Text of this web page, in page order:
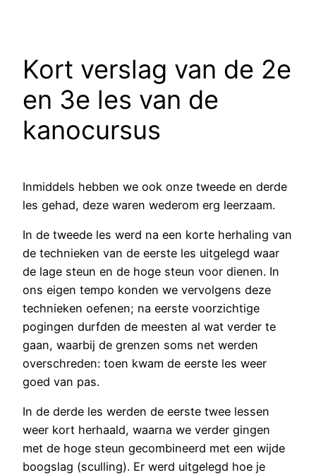
Kort verslag van de 2e
en 3e les van de
kanocursus
Inmiddels hebben we ook onze tweede en derde
les gehad, deze waren wederom erg leerzaam.
In de tweede les werd na een korte herhaling van
de technieken van de eerste les uitgelegd waar
de lage steun en de hoge steun voor dienen. In
ons eigen tempo konden we vervolgens deze
technieken oefenen; na eerste voorzichtige
pogingen durfden de meesten al wat verder te
gaan, waarbij de grenzen soms net werden
overschreden: toen kwam de eerste les weer
goed van pas.
In de derde les werden de eerste twee lessen
weer kort herhaald, waarna we verder gingen
met de hoge steun gecombineerd met een wijde
boogslag (sculling). Er werd uitgelegd hoe je